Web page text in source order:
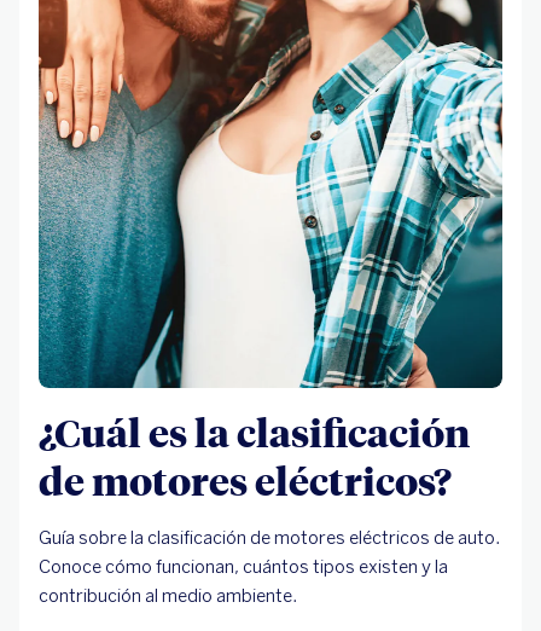
¿Cuál es la clasificación
de motores eléctricos?
Guía sobre la clasificación de motores eléctricos de auto.
Conoce cómo funcionan, cuántos tipos existen y la
contribución al medio ambiente.